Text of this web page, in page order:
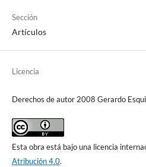
Sección
Artículos
Licencia
Derechos de autor 2008 Gerardo
Esta obra está bajo una licencia
Atribución 4.0.